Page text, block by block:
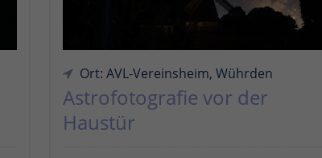
Ort: AVL-Vereinsheim, Wührden
Astrofotografie vor der
Haustür